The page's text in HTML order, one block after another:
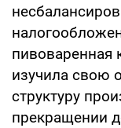
пивоваренная
изучила свою
структуру
прекращении